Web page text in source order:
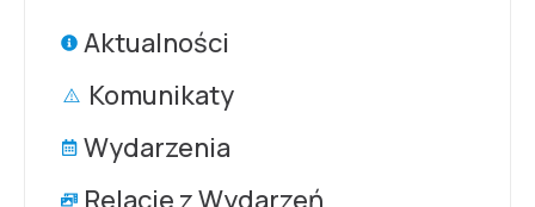
Aktualności
Komunikaty
Wydarzenia